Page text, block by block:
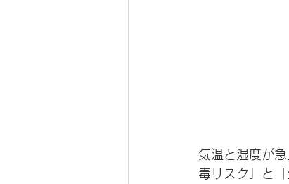
気温と湿度が
毒リスク」と